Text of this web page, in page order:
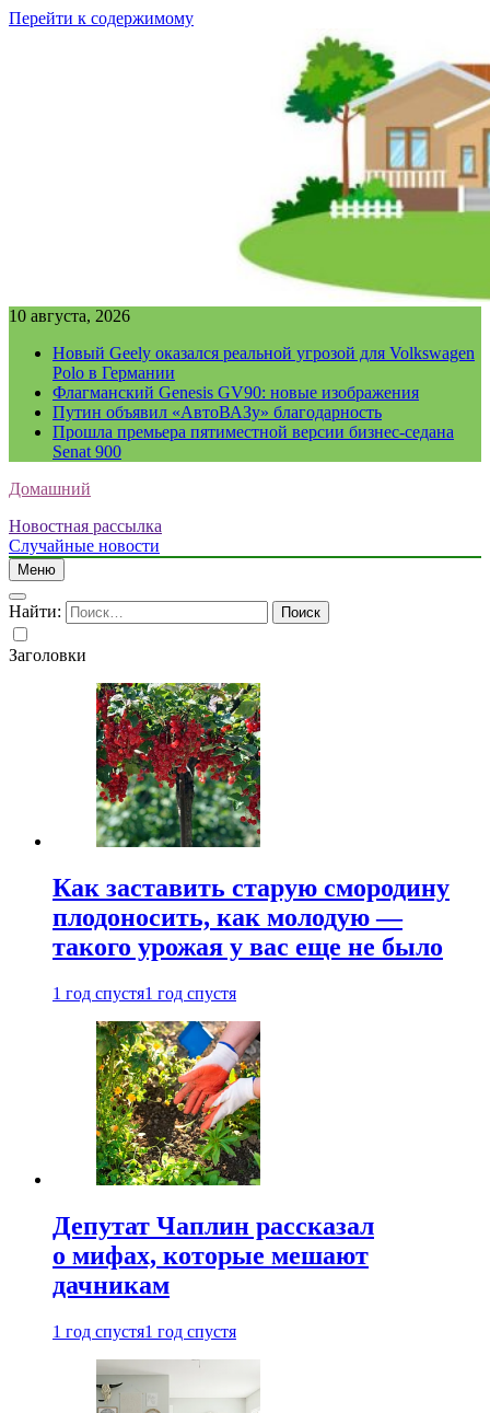
Перейти к содержимому
10 августа, 2026
Новый Geely оказался реальной угрозой для Volkswagen
Polo в Германии
Флагманский Genesis GV90: новые изображения
Путин объявил «АвтоВАЗу» благодарность
Прошла премьера пятиместной версии бизнес-седана
Senat 900
Домашний
Новостная рассылка
Случайные новости
Меню
Найти:
Заголовки
Как заставить старую смородину
плодоносить, как молодую —
такого урожая у вас еще не было
1 год спустя1 год спустя
Депутат Чаплин рассказал
о мифах, которые мешают
дачникам
1 год спустя1 год спустя